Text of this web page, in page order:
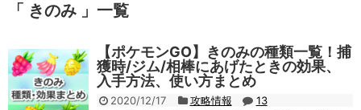
「 きのみ 」一覧
【ポケモンGO】きのみの種類一覧！捕
獲時/ジム/相棒にあげたときの効果、
入手方法、使い方まとめ
2020/12/17 攻略情報
13